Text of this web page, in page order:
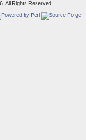
All Rights Reserved.